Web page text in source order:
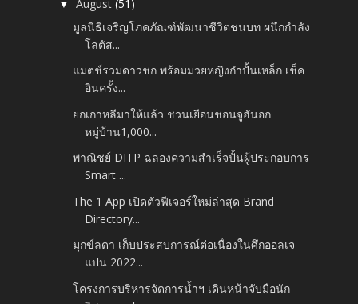
▼August(51)
มูลนิธิเจริญโภคภัณฑ์พัฒนาชีวิตชนบท ผนึกกำลัง
โลตัส...
แมตช์รวมดาวชก พร้อมมวยหญิงกำปั้นเหล็ก เช็ค
อินครั้ง...
ยกเกาหลีมาให้แล้ว ชวนเยือนชอนจูฮันอก
หมู่บ้าน1,000...
พาณิชย์ DITP ฉลองความสำเร็จปั้นผู้ประกอบการ
Smart ...
The 1 App เปิดตัวฟีเจอร์ใหม่ล่าสุด Brand
Directory...
มุกข์ลดา เก็บประสบการณ์ต่อเนื่องในศึกออลเจ
แปน 2022...
โครงการบริหารจัดการน้ำฯ เดินหน้าจับมือนัก